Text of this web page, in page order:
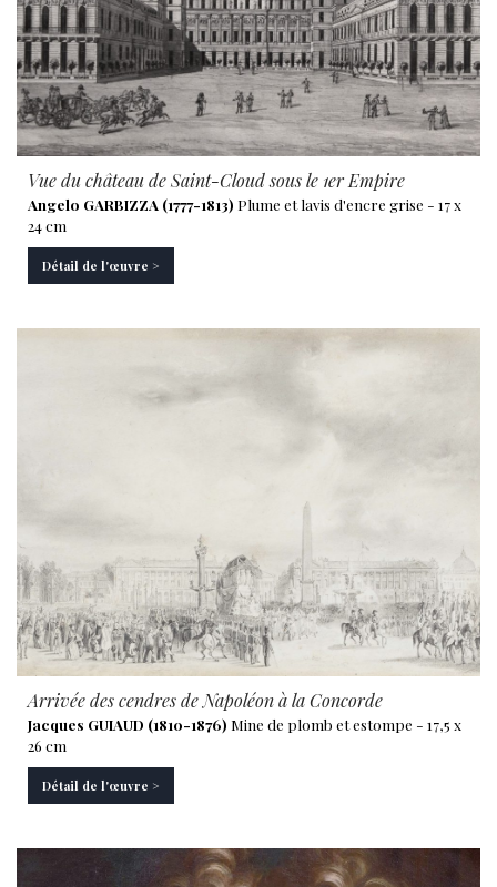
Vue du château de Saint-Cloud sous le 1er Empire
Angelo GARBIZZA (1777-1813) Plume et lavis d'encre grise - 17 x
24 cm
Détail de l'œuvre >
Arrivée des cendres de Napoléon à la Concorde
Jacques GUIAUD (1810-1876) Mine de plomb et estompe - 17,5 x
26 cm
Détail de l'œuvre >